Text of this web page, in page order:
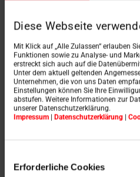
Diese Webseite
Mit Klick auf „Alle Zulassen“ erlauben
Funktionen sowie zu Analyse- und
erstreckt sich auch auf die
Unter dem aktuell geltenden
Unternehmen, die von uns Daten
Einstellungen können Sie Ihre
abstufen. Weitere Informationen zur
unserer Datenschutzerklärung.
Impressum | Datenschutzerklärung |
Erforderliche Cookies